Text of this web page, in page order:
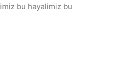
bu hayalimiz bu